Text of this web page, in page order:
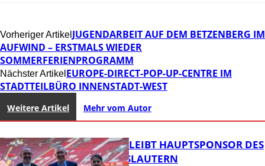
Vorheriger Artikel JUGENDARBEIT AUF DEM BETZENBERG IM
AUFWIND – ERSTMALS WIEDER
SOMMERFERIENPROGRAMM
Nächster Artikel EUROPE-DIRECT-POP-UP-CENTRE IM
STADTTEILBÜRO INNENSTADT-WEST
Weitere Artikel Mehr vom Autor
NOVOLINE BLEIBT HAUPTSPONSOR DES
1. FC KAISERSLAUTERN